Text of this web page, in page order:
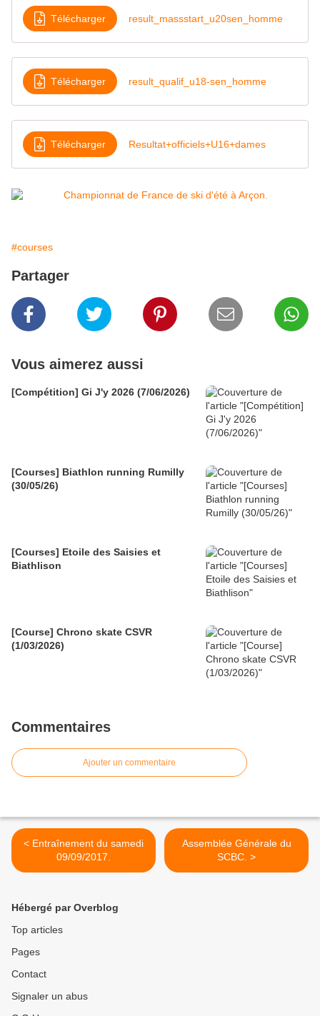
Télécharger result_massstart_u20sen_homme
Télécharger result_qualif_u18-sen_homme
Télécharger Resultat+officiels+U16+dames
#courses
Partager
Vous aimerez aussi
[Compétition] Gi J'y 2026 (7/06/2026)
[Courses] Biathlon running Rumilly
(30/05/26)
[Courses] Etoile des Saisies et
Biathlison
[Course] Chrono skate CSVR
(1/03/2026)
Commentaires
Ajouter un commentaire
< Entraînement du samedi
09/09/2017.
Assemblée Générale du
SCBC. >
Hébergé par Overblog
Top articles
Pages
Contact
Signaler un abus